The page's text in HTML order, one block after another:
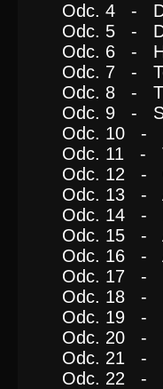
Odc. 4 -
Odc. 5 -
Odc. 6 -
Odc. 7 -
Odc. 8 -
Odc. 9 -
Odc. 10 -
Odc. 11 -
Odc. 12 -
Odc. 13 -
Odc. 14 -
Odc. 15 -
Odc. 16 -
Odc. 17 -
Odc. 18 -
Odc. 19 -
Odc. 20 -
Odc. 21 -
Odc. 22 -